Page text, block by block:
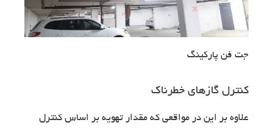
جت فن پارکینگ
کنترل گازهای خطرناک
علاوه بر این در مواقعی که مقدار تهویه بر اساس کنترل